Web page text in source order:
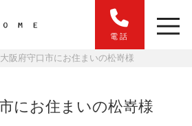
電話
大阪府守口市にお住まいの松嵜様
にお住まいの松嵜様